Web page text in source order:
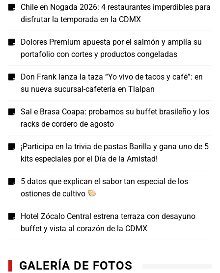
Chile en Nogada 2026: 4 restaurantes imperdibles para
disfrutar la temporada en la CDMX
Dolores Premium apuesta por el salmón y amplía su
portafolio con cortes y productos congeladas
Don Frank lanza la taza “Yo vivo de tacos y café”: en
su nueva sucursal-cafetería en Tlalpan
Sal e Brasa Coapa: probamos su buffet brasileño y los
racks de cordero de agosto
¡Participa en la trivia de pastas Barilla y gana uno de 5
kits especiales por el Día de la Amistad!
5 datos que explican el sabor tan especial de los
ostiones de cultivo
Hotel Zócalo Central estrena terraza con desayuno
buffet y vista al corazón de la CDMX
GALERÍA DE FOTOS